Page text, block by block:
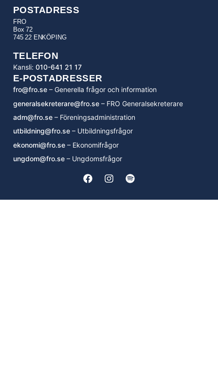
POSTADRESS
FRO
Box 72
745 22 ENKÖPING
TELEFON
Kansli: 010-641 21 17
E-POSTADRESSER
fro@fro.se– Generella frågor och information
generalsekreterare@fro.se– FRO Generalsekreterare
adm@fro.se– Föreningsadministration
utbildning@fro.se– Utbildningsfrågor
ekonomi@fro.se– Ekonomifrågor
ungdom@fro.se– Ungdomsfrågor